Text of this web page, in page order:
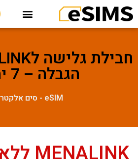
הגבלה – 7 ימים
eSIM - סים אלקטרוני